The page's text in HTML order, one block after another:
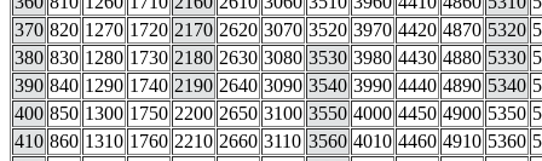
370 820 1270 1720 2170 2620 3070 3520 3970 4420 4870 5320
380 830 1280 1730 2180 2630 3080 3530 3980 4430 4880 5330
390 840 1290 1740 2190 2640 3090 3540 3990 4440 4890 5340
400 850 1300 1750 2200 2650 3100 3550 4000 4450 4900 5350
410 860 1310 1760 2210 2660 3110 3560 4010 4460 4910 5360